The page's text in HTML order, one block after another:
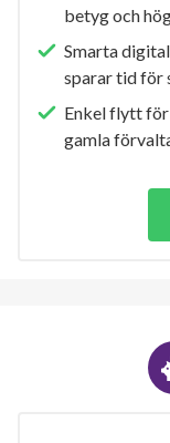
betyg och
Smarta
sparar tid för
Enkel flytt för
gamla